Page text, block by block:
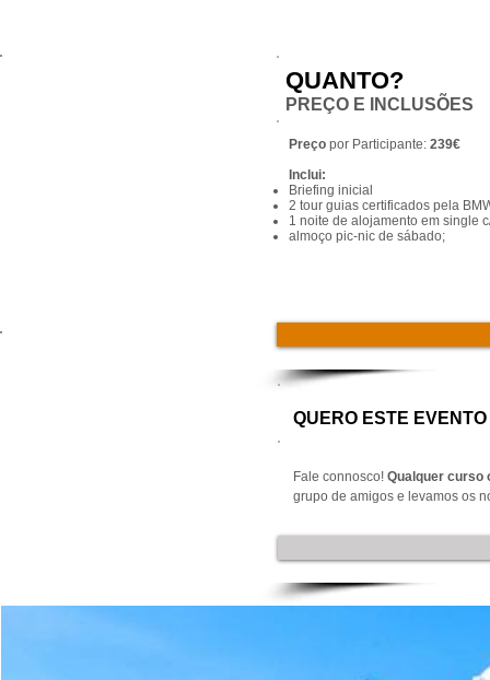
Preço por Participante: 239€
Inclui:
Briefing inicial
2 tour guias certificados pela
1 noite de alojamento em single
almoço pic-nic de sábado;
QUANTO?
PREÇO E INCLUSÕES
Fale connosco! Qualquer curso
grupo de amigos e levamos os
QUERO ESTE